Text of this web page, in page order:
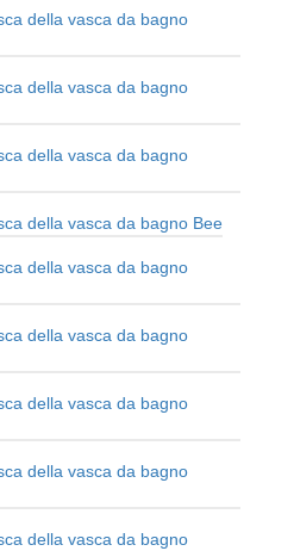
della vasca da bagno
della vasca da bagno
della vasca da bagno
della vasca da bagno Bee
della vasca da bagno
della vasca da bagno
della vasca da bagno
della vasca da bagno
della vasca da bagno